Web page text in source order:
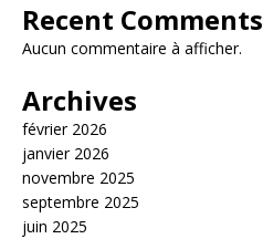
Recent Comments
Aucun commentaire à afficher.
Archives
février 2026
janvier 2026
novembre 2025
septembre 2025
juin 2025